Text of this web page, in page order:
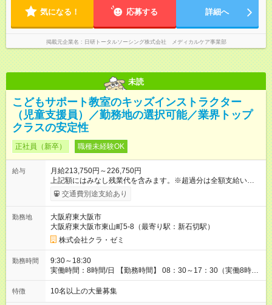
気になる！ 応募する 詳細へ
掲載元企業名 日研トータルソーシング株式会社 メディカルケア事業部
未読
こどもサポート教室のキッズインストラクター
（児童支援員）／勤務地の選択可能／業界トップ
クラスの安定性
正社員（新卒） 職種未経験OK
給与
月給213,750円～226,750円
上記額にはみなし残業代を含みます。※超過分は全額支給いたし
ます。 みなし残業代 12,250円／月 みなし残業時間 8時間／月
【昇給】 年1回（4月） 【賞与】 年2回（6月・12月） 【各種手
当※基本給に含まれます。 └3，000円～1万円／月（資格内容に
応じて支給） ・地域手当※基本給に含まれます。 └2，000円～
1万5，000円／月 ・その他手当※基本給に含まれます。 └1万
3，500円 ・家族手当 └配偶者：1万円／子（1人）：5，000円
・役職手当 【試用期間】試用期間あり 試用期間の長さ：6ヶ月
※ 雇用形態と給与に、本採用時と異なる部分があります。 雇用
にはみなし残業代を含みます。※超過分は全額支給いたします。
みなし残業代 12,250円／月 みなし残業時間 8時間／月
交通費別途支給あり
勤務地
大阪府東大阪市
大阪府東大阪市東山町5-8（最寄り駅：新石切駅）
株式会社クラ・ゼミ
勤務時間
9:30～18:30
実働時間：8時間/日 【勤務時間】 08：30～17：30（実働8時間
／休憩1時間） 09：00～18：00（実働8時間／休憩1時間）
09：30～18：30（実働8時間／休憩1時間） 10：00～19：
特徴 10名以上の大量募集